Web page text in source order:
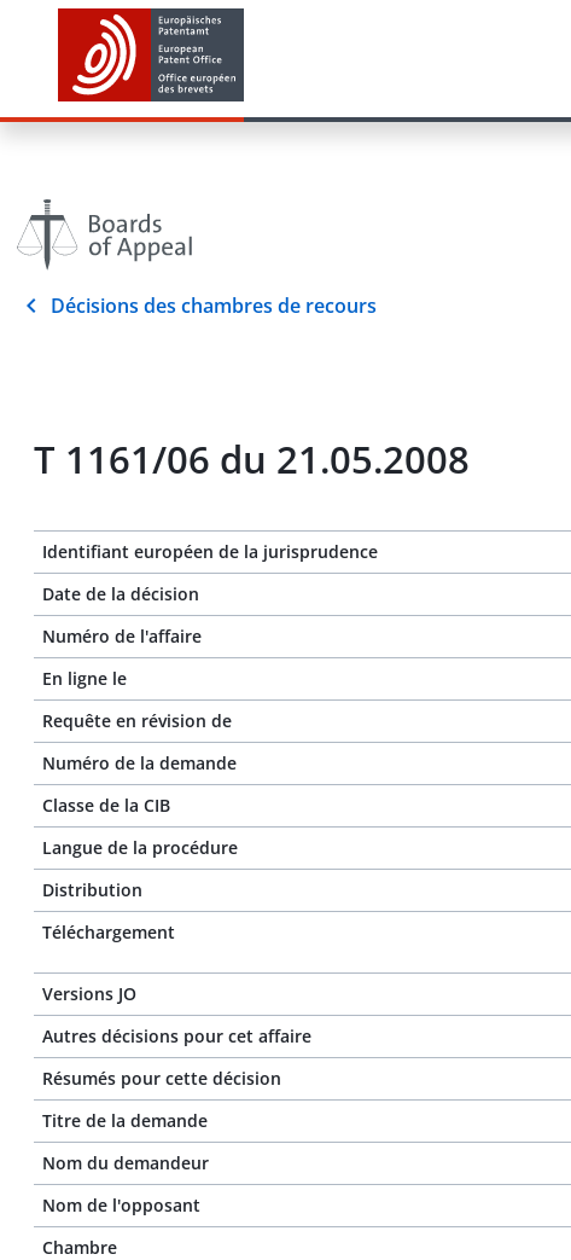
Décisions des chambres de recours
T 1161/06 du 21.05.2008
Identifiant européen de la jurisprudence
Date de la décision
Numéro de l'affaire
En ligne le
Requête en révision de
Numéro de la demande
Classe de la CIB
Langue de la procédure
Distribution
Téléchargement
Versions JO
Autres décisions pour cet affaire
Résumés pour cette décision
Titre de la demande
Nom du demandeur
Nom de l'opposant
Chambre